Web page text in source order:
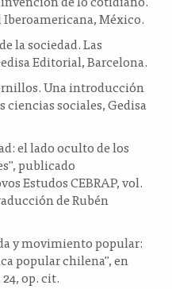
Iberoamericana, México.
la sociedad. Las
Editorial, Barcelona.
Una introducción
ciencias sociales, Gedisa
el lado oculto de los
publicado
Estudos CEBRAP, vol.
de Rubén
y movimiento popular:
popular chilena", en
op. cit.